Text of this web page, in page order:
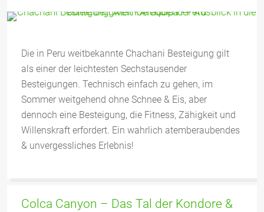
Die in Peru weitbekannte Chachani Besteigung gilt
als einer der leichtesten Sechstausender
Besteigungen. Technisch einfach zu gehen, im
Sommer weitgehend ohne Schnee & Eis, aber
dennoch eine Besteigung, die Fitness, Zähigkeit und
Willenskraft erfordert. Ein wahrlich atemberaubendes
& unvergessliches Erlebnis!
Colca Canyon – Das Tal der Kondore &